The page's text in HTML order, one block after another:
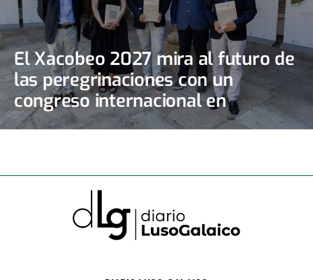
El Xacobeo 2027 mira al futuro de
las peregrinaciones con un
congreso internacional en
Santiago